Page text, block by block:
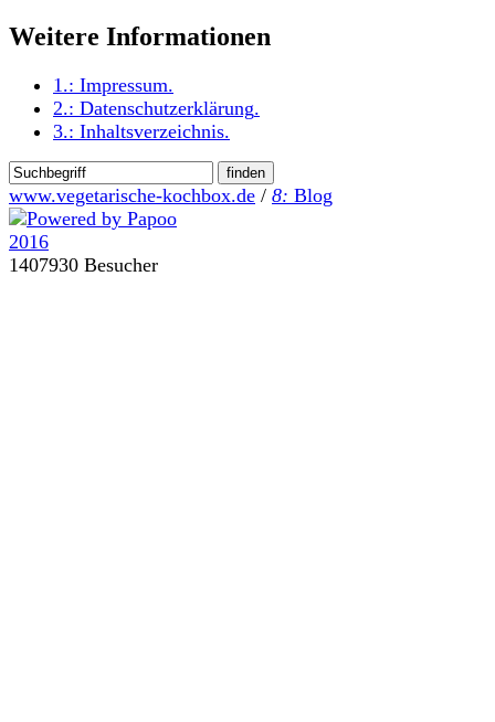
Weitere Informationen
1.: Impressum.
2.: Datenschutzerklärung.
3.: Inhaltsverzeichnis.
www.vegetarische-kochbox.de / 8: Blog
1407930 Besucher